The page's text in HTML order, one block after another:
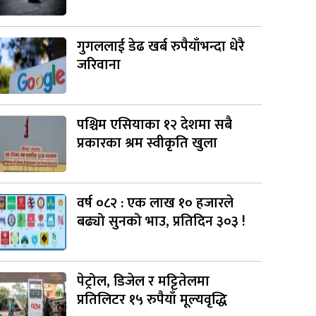
गुगललाई डेढ खर्ब रुपैयाँभन्दा धेरै
जरिवाना
पश्चिम एसियाका १२ देशमा सबै
प्रकारका श्रम स्वीकृति खुला
वर्ष ०८२ : एक लाख १० हजारले
बढ्यो सुनको भाउ, प्रतिदिन ३०३ !
पेट्रोल, डिजेल र मट्टितेलमा
प्रतिलिटर १५ रुपैयाँ मूल्यवृद्धि